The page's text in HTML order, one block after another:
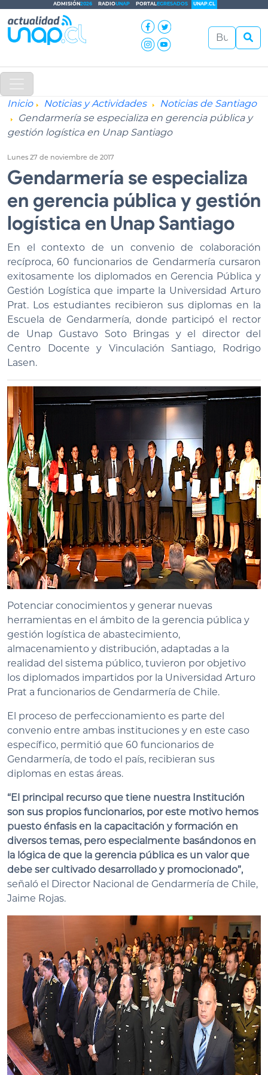
ADMISIÓN2026 RADIOUNAP PORTALEGRESADOS UNAP.CL
Inicio Noticias y Actividades
Noticias de Santiago
Gendarmería se especializa en gerencia pública y
gestión logística en Unap Santiago
Lunes 27 de noviembre de 2017
Gendarmería se especializa
en gerencia pública y gestión
logística en Unap Santiago
En el contexto de un convenio de colaboración
recíproca, 60 funcionarios de Gendarmería cursaron
exitosamente los diplomados en Gerencia Pública y
Gestión Logística que imparte la Universidad Arturo
Prat. Los estudiantes recibieron sus diplomas en la
Escuela de Gendarmería, donde participó el rector
de Unap Gustavo Soto Bringas y el director del
Centro Docente y Vinculación Santiago, Rodrigo
Lasen.
Potenciar conocimientos y generar nuevas
herramientas en el ámbito de la gerencia pública y
gestión logística de abastecimiento,
almacenamiento y distribución, adaptadas a la
realidad del sistema público, tuvieron por objetivo
los diplomados impartidos por la Universidad Arturo
Prat a funcionarios de Gendarmería de Chile.
El proceso de perfeccionamiento es parte del
convenio entre ambas instituciones y en este caso
específico, permitió que 60 funcionarios de
Gendarmería, de todo el país, recibieran sus
diplomas en estas áreas.
“El principal recurso que tiene nuestra Institución
son sus propios funcionarios, por este motivo hemos
puesto énfasis en la capacitación y formación en
diversos temas, pero especialmente basándonos en
la lógica de que la gerencia pública es un valor que
debe ser cultivado desarrollado y promocionado”,
señaló el Director Nacional de Gendarmería de Chile,
Jaime Rojas.